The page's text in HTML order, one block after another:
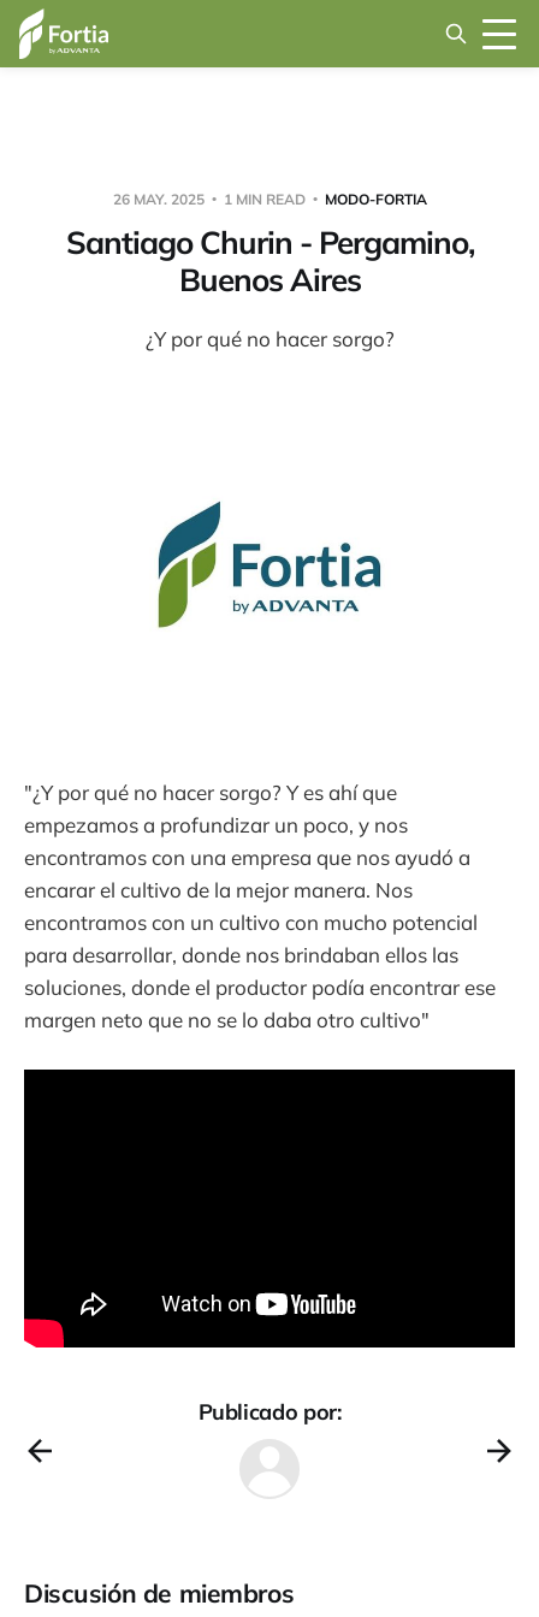
26 MAY. 2025 1 MIN READ MODO-FORTIA
Santiago Churin - Pergamino,
Buenos Aires
¿Y por qué no hacer sorgo?
"¿Y por qué no hacer sorgo? Y es ahí que
empezamos a profundizar un poco, y nos
encontramos con una empresa que nos ayudó a
encarar el cultivo de la mejor manera. Nos
encontramos con un cultivo con mucho potencial
para desarrollar, donde nos brindaban ellos las
soluciones, donde el productor podía encontrar ese
margen neto que no se lo daba otro cultivo"
Publicado por:
Discusión de miembros